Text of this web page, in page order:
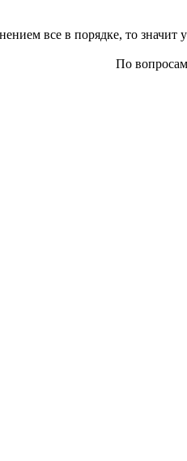
все в порядке, то значит
По